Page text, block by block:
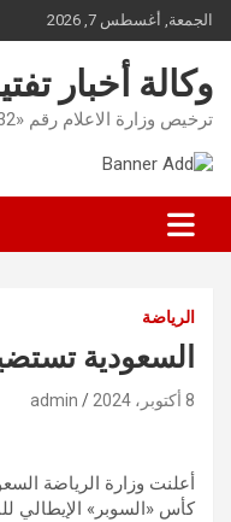
Skip
to
content
الجمعة, أغسطس 7, 2026
وكالة أخبار
ترخيص وزارة الاعلام رقم «2019/332» للتواصل : 51787720
الرياضة
السعودية
8 أكتوبر، 2024 admin
أعلنت وزارة الرياضة